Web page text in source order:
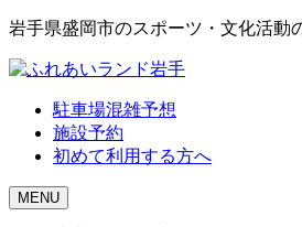
岩手県盛岡市のスポーツ・文化活動
駐車場混雑予想
施設予約
初めて利用する方へ
MENU